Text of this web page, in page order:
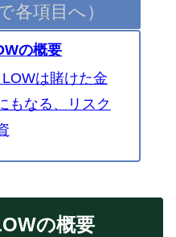
各項目へ）
の概要
は賭けた金
もなる、リスク
の概要